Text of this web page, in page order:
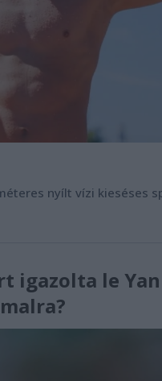
nyílt vízi kieséses
igazolta le